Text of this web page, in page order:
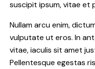
suscipit ipsum, vitae et
Nullam arcu enim,
vulputate ut eros. In
vitae, iaculis sit amet
Pellentesque egestas